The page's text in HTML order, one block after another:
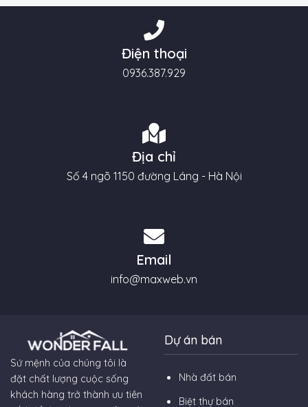
Điện thoại
0936.387.929
Địa chỉ
Số 4 ngõ 1150 đường Láng - Hà Nội
Email
info@maxweb.vn
Sứ mệnh của chúng tôi là
đặt chất lượng cuộc sống
khách hàng trở thành ưu tiên
Dự án bán
Nhà đất bán
Biệt thự bán